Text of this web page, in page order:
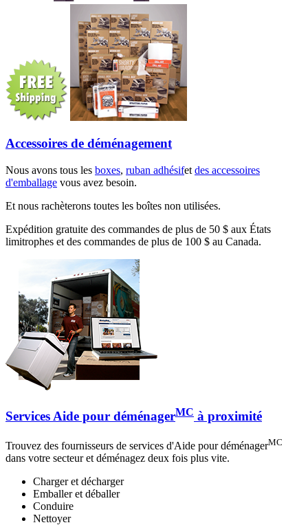
Accessoires de déménagement
Nous avons tous les boxes, ruban adhésifet des accessoires
d'emballage vous avez besoin.
Et nous rachèterons toutes les boîtes non utilisées.
Expédition gratuite des commandes de plus de 50 $ aux États
limitrophes et des commandes de plus de 100 $ au Canada.
Services Aide pour déménagerMC à proximité
Trouvez des fournisseurs de services d'Aide pour déménagerMC
dans votre secteur et déménagez deux fois plus vite.
Charger et décharger
Emballer et déballer
Conduire
Nettoyer